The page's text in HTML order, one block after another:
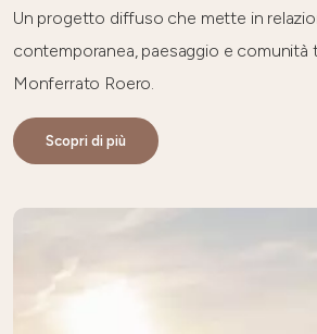
Un progetto diffuso che mette in
contemporanea, paesaggio e comunità
Monferrato Roero.
Scopri di più